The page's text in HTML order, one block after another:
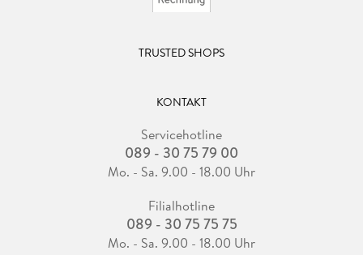
TRUSTED SHOPS
KONTAKT
Servicehotline
089 - 30 75 79 00
Mo. - Sa. 9.00 - 18.00 Uhr
Filialhotline
089 - 30 75 75 75
Mo. - Sa. 9.00 - 18.00 Uhr